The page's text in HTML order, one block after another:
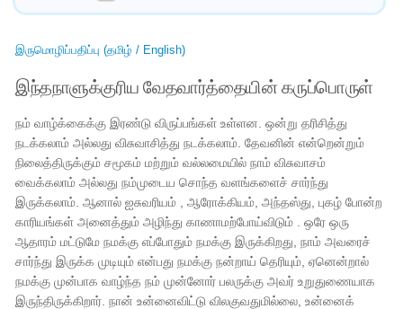
இருமொழிப்பதிப்பு (தமிழ் / English)
இந்தநாளுக்குரிய வேதவார்த்தையின் கருப்பொருள்
நம் வாழ்க்கைக்கு இரண்டு விருப்பங்கள் உள்ளன. ஒன்று தரிசித்து
நடக்கலாம் அல்லது விசுவாசித்து நடக்கலாம். தேவனின் என்றென்றும்
நிலைத்திருக்கும் சமூகம் மற்றும் வல்லமையில் நாம் விசுவாசம்
வைக்கலாம் அல்லது நம்முடைய சொந்த வளங்களைச் சார்ந்து
இருக்கலாம். ஆனால் ஐசுவரியம் , ஆரோக்கியம், அந்தஸ்து, புகழ் போன்ற
காரியங்கள் அனைத்தும் அழிந்து காணாமற்போய்விடும் . ஒரே ஒரு
ஆதாரம் மட்டுமே நமக்கு எப்போதும் நமக்கு இருக்கிறது, நாம் அவரைச்
சார்ந்து இருக்க முடியும் என்பது நமக்கு நன்றாய் தெரியும், ஏனென்றால்
நமக்கு முன்பாக வாழ்ந்த நம் முன்னோர் பலருக்கு அவர் உறுதுணையாக
இருந்திருக்கிறார். நான் உன்னைவிட்டு விலகுவதுமில்லை, உன்னைக்